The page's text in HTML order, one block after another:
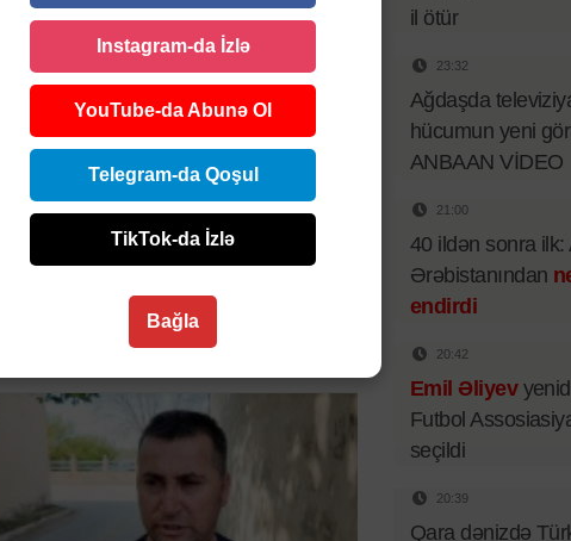
il ötür
23:32
Ağdaşda
hücumun yeni
ANBAAN VİDEO
21:00
40 ildən sonra
Ərəbistanından
endirdi
20:42
Emil Əliyev
Futbol
seçildi
20:39
Qara dənizdə
Instagram-da İzlə
YouTube-da Abunə Ol
Telegram-da Qoşul
TikTok-da İzlə
Bağla